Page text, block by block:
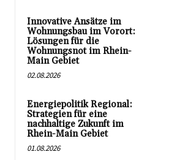
Innovative Ansätze im
Wohnungsbau im Vorort:
Lösungen für die
Wohnungsnot im Rhein-
Main Gebiet
02.08.2026
Energiepolitik Regional:
Strategien für eine
nachhaltige Zukunft im
Rhein-Main Gebiet
01.08.2026